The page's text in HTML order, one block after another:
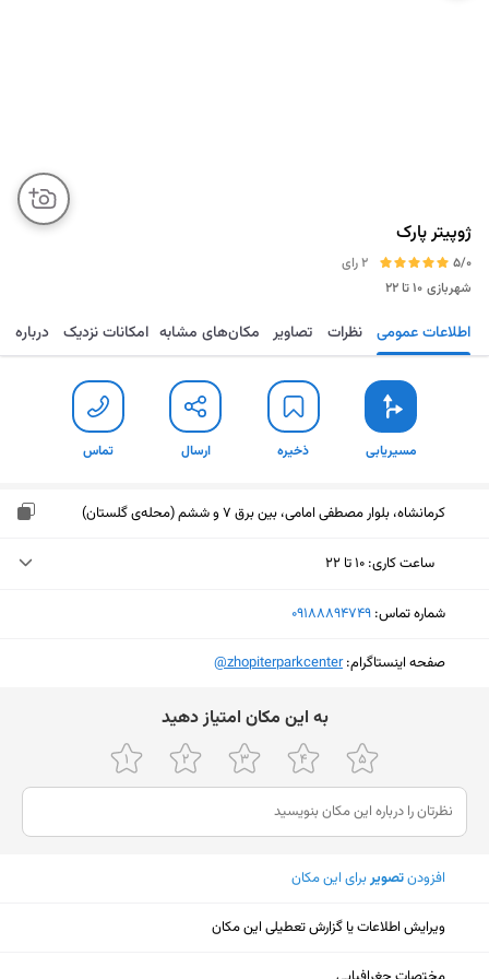
ژوپیتر پارک
5/0
2 رای
شهربازی ۱۰ تا ۲۲
مسیریابی ذخیره ارسال تماس اطلاعات عمومی نظرات تصاویر مکان‌های مشابه امکانات نزدیک درباره
مسیریابی ذخیره ارسال تماس
کرمانشاه، بلوار مصطفی امامی، بین برق 7 و ششم (محله‌ی گلستان)
ساعت کاری: ۱۰ تا ۲۲
یکشنبه (امروز)
پنجشنبه
۱۰ تا ۲۲
جمعه
۱۰ تا ۲۲
شنبه
شماره تماس: ‎09188894749
صفحه اینستاگرام:‎@zhopiterparkcenter
ﺑﻪ اﯾﻦ ﻣﮑﺎن اﻣﺘﯿﺎز دﻫﯿﺪ
افزودنتصویربرای این مکان
ویرایش اطلاعات یا گزارش تعطیلی این مکان